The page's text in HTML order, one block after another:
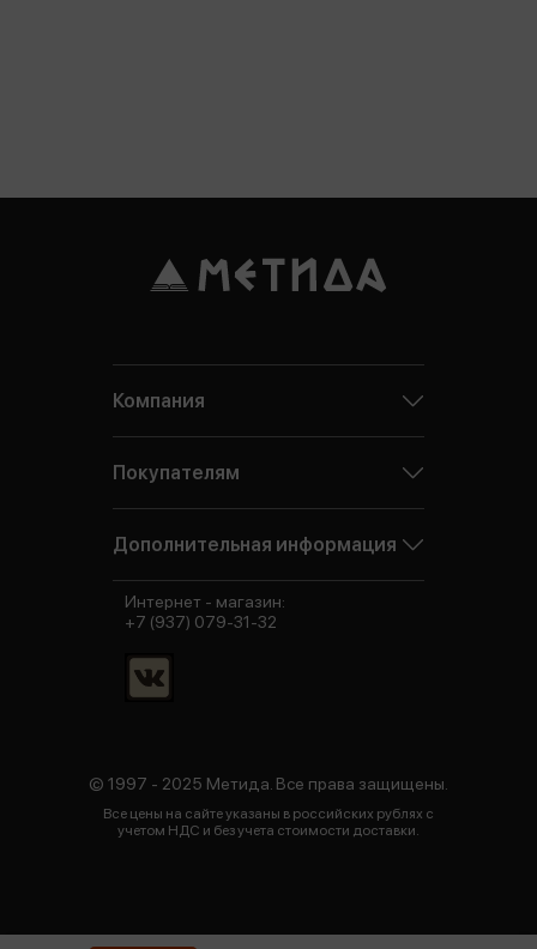
Компания
Покупателям
Дополнительная информация
© 1997 - 2025 Метида. Все права защищены.
Все цены на сайте указаны в российских рублях с
учетом НДС и без учета стоимости доставки.
Интернет - магазин:
+7 (937) 079-31-32